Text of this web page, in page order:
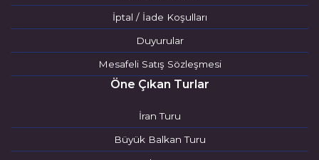
İptal / İade Koşulları
Duyurular
Mesafeli Satış Sözleşmesi
Öne Çıkan Turlar
İran Turu
Büyük Balkan Turu